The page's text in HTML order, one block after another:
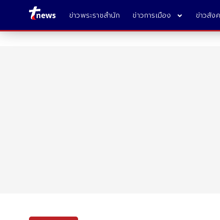
ข่าวพระราชสำนัก ข่าวการเมือง ข่าวสัง